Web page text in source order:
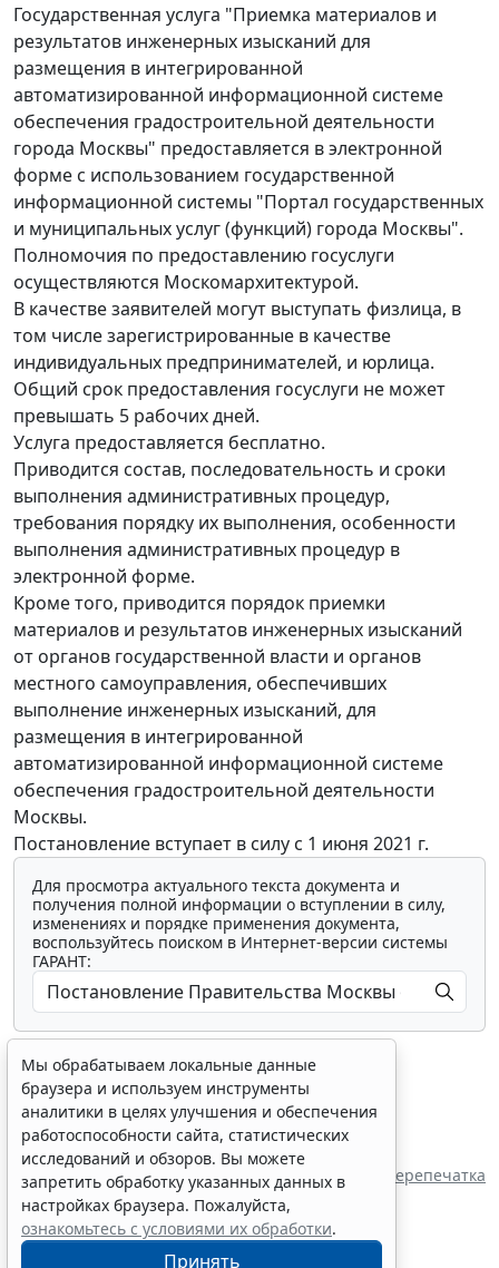
Государственная услуга "Приемка материалов и
результатов инженерных изысканий для
размещения в интегрированной
автоматизированной информационной системе
обеспечения градостроительной деятельности
города Москвы" предоставляется в электронной
форме с использованием государственной
информационной системы "Портал государственных
и муниципальных услуг (функций) города Москвы".
Полномочия по предоставлению госуслуги
осуществляются Москомархитектурой.
В качестве заявителей могут выступать физлица, в
том числе зарегистрированные в качестве
индивидуальных предпринимателей, и юрлица.
Общий срок предоставления госуслуги не может
превышать 5 рабочих дней.
Услуга предоставляется бесплатно.
Приводится состав, последовательность и сроки
выполнения административных процедур,
требования порядку их выполнения, особенности
выполнения административных процедур в
электронной форме.
Кроме того, приводится порядок приемки
материалов и результатов инженерных изысканий
от органов государственной власти и органов
местного самоуправления, обеспечивших
выполнение инженерных изысканий, для
размещения в интегрированной
автоматизированной информационной системе
обеспечения градостроительной деятельности
Москвы.
Постановление вступает в силу с 1 июня 2021 г.
Для просмотра актуального текста документа и
получения полной информации о вступлении в силу,
изменениях и порядке применения документа,
воспользуйтесь поиском в Интернет-версии системы
ГАРАНТ:
Показать все материалы
Перепечатка
Мы обрабатываем локальные данные
браузера и используем инструменты
аналитики в целях улучшения и обеспечения
работоспособности сайта, статистических
исследований и обзоров. Вы можете
запретить обработку указанных данных в
настройках браузера. Пожалуйста,
ознакомьтесь с условиями их обработки.
Принять